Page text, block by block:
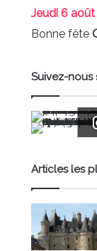
Jeudi 6
Bonne fête
Suivez-nous
Articles les